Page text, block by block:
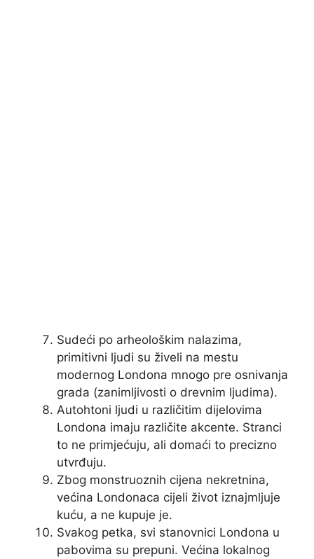
Sudeći po arheološkim nalazima,
primitivni ljudi su živeli na mestu
modernog Londona mnogo pre osnivanja
grada (zanimljivosti o drevnim ljudima).
Autohtoni ljudi u različitim dijelovima
Londona imaju različite akcente. Stranci
to ne primjećuju, ali domaći to precizno
utvrđuju.
Zbog monstruoznih cijena nekretnina,
većina Londonaca cijeli život iznajmljuje
kuću, a ne kupuje je.
Svakog petka, svi stanovnici Londona u
pabovima su prepuni. Većina lokalnog